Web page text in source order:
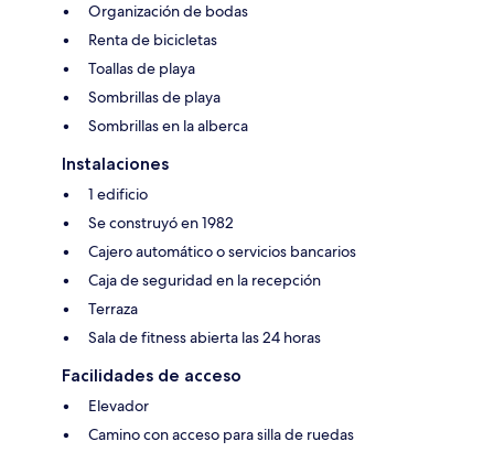
Organización de bodas
Renta de bicicletas
Toallas de playa
Sombrillas de playa
Sombrillas en la alberca
Instalaciones
1 edificio
Se construyó en 1982
Cajero automático o servicios bancarios
Caja de seguridad en la recepción
Terraza
Sala de fitness abierta las 24 horas
Facilidades de acceso
Elevador
Camino con acceso para silla de ruedas